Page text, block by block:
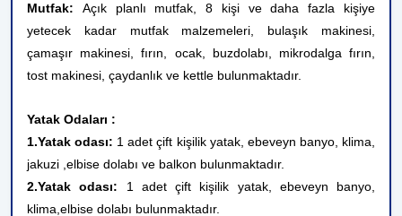
Mutfak: Açık planlı mutfak, 8 kişi ve daha fazla kişiye
yetecek kadar mutfak malzemeleri, bulaşık makinesi,
çamaşır makinesi, fırın, ocak, buzdolabı, mikrodalga fırın,
tost makinesi, çaydanlık ve kettle bulunmaktadır.
Yatak Odaları :
1.Yatak odası: 1 adet çift kişilik yatak, ebeveyn banyo, klima,
jakuzi ,elbise dolabı ve balkon bulunmaktadır.
2.Yatak odası:
1 adet çift kişilik yatak, ebeveyn banyo,
klima, elbise dolabı bulunmaktadır.